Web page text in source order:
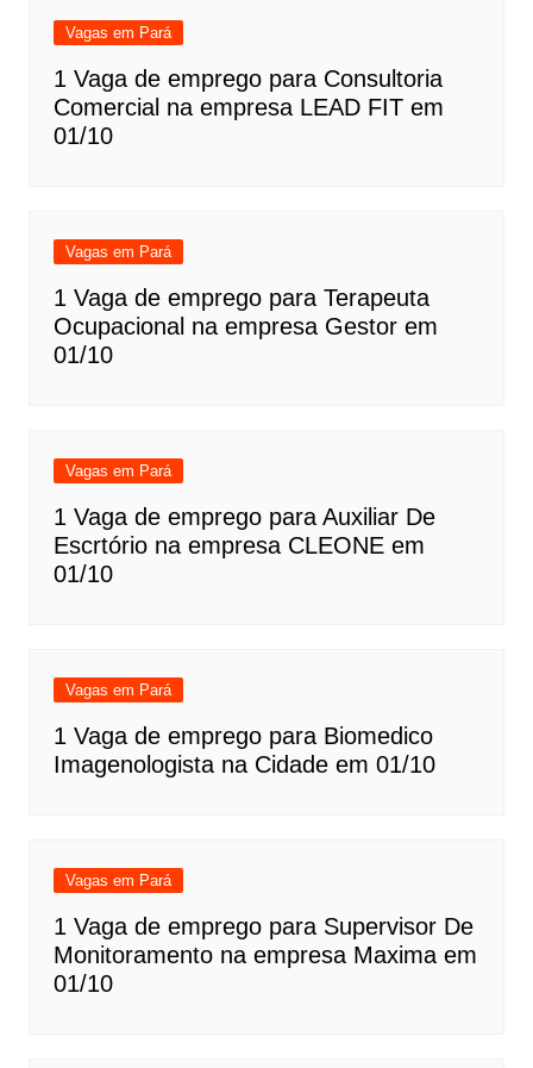
Vagas em Pará
1 Vaga de emprego para Consultoria
Comercial na empresa LEAD FIT em
01/10
Vagas em Pará
1 Vaga de emprego para Terapeuta
Ocupacional na empresa Gestor em
01/10
Vagas em Pará
1 Vaga de emprego para Auxiliar De
Escrtório na empresa CLEONE em
01/10
Vagas em Pará
1 Vaga de emprego para Biomedico
Imagenologista na Cidade em 01/10
Vagas em Pará
1 Vaga de emprego para Supervisor De
Monitoramento na empresa Maxima em
01/10